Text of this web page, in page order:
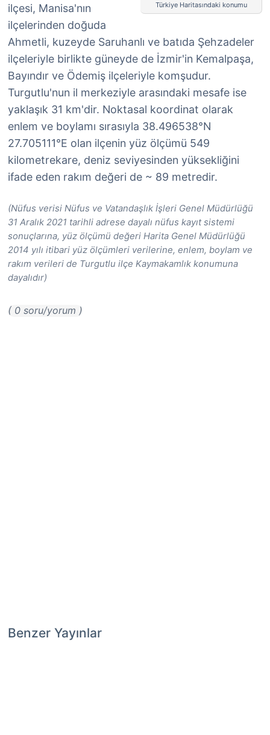
Türkiye Haritasındaki konumu
ilçesi, Manisa'nın
ilçelerinden doğuda
Ahmetli, kuzeyde Saruhanlı ve batıda Şehzadeler
ilçeleriyle birlikte güneyde de İzmir'in Kemalpaşa,
Bayındır ve Ödemiş ilçeleriyle komşudur.
Turgutlu'nun il merkeziyle arasındaki mesafe ise
yaklaşık 31 km'dir. Noktasal koordinat olarak
enlem ve boylamı sırasıyla 38.496538°N
27.705111°E olan ilçenin yüz ölçümü 549
kilometrekare, deniz seviyesinden yüksekliğini
ifade eden rakım değeri de ~ 89 metredir.
(Nüfus verisi Nüfus ve Vatandaşlık İşleri Genel Müdürlüğü
31 Aralık 2021 tarihli adrese dayalı nüfus kayıt sistemi
sonuçlarına, yüz ölçümü değeri Harita Genel Müdürlüğü
2014 yılı itibari yüz ölçümleri verilerine, enlem, boylam ve
rakım verileri de Turgutlu ilçe Kaymakamlık konumuna
dayalıdır)
( 0 soru/yorum )
Benzer Yayınlar